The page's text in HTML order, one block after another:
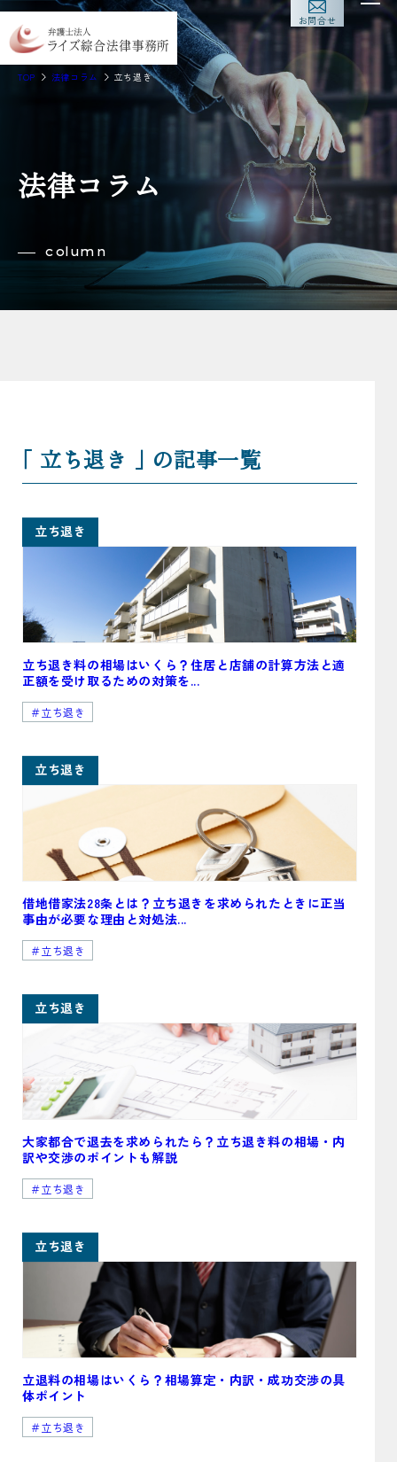
お問合せ
法律コラム
column
｢ 立ち退き ｣ の記事一覧
立ち退き
立ち退き料の相場はいくら？住居と店舗の計算方法と適
正額を受け取るための対策を...
＃立ち退き
立ち退き
借地借家法28条とは？立ち退きを求められたときに正当
事由が必要な理由と対処法...
＃立ち退き
立ち退き
大家都合で退去を求められたら？立ち退き料の相場・内
訳や交渉のポイントも解説
＃立ち退き
立ち退き
立退料の相場はいくら？相場算定・内訳・成功交渉の具
体ポイント
＃立ち退き
TOP 法律コラム 立ち退き